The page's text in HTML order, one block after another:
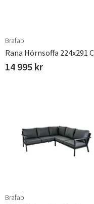
Brafab
14 995 kr
Brafab